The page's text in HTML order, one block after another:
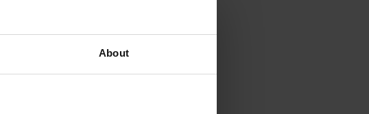
About
bidrager til normal dannelse af